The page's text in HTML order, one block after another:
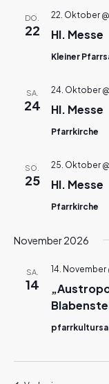
DO.
22 Hl. Messe
22. Oktober
Kleiner
SA.
24 Hl. Messe
24. Oktober
Pfarrkirche
SO.
25 Hl. Messe
25. Oktober
Pfarrkirche
November 2026
SA.
14
14. November